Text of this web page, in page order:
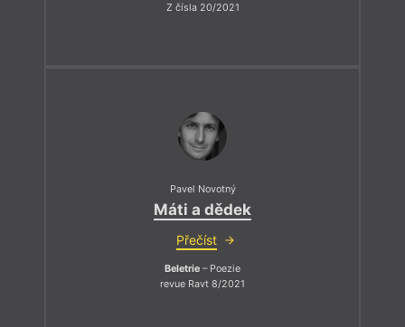
Z čísla 20/2021
Pavel Novotný
Máti a dědek
Přečíst
Beletrie – Poezie
revue Ravt 8/2021